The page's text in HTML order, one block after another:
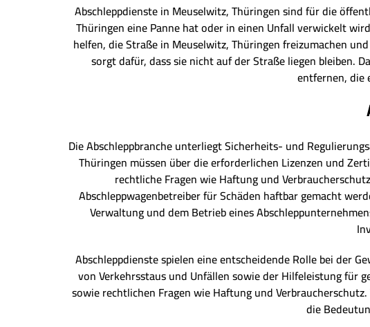
Abschleppdienste in Meuselwitz, Thüringen sind für die
Thüringen eine Panne hat oder in einen Unfall verwickelt
helfen, die Straße in Meuselwitz, Thüringen freizumachen
sorgt dafür, dass sie nicht auf der Straße liegen bleiben.
entfernen, die
Die Abschleppbranche unterliegt Sicherheits- und
Thüringen müssen über die erforderlichen Lizenzen und
rechtliche Fragen wie Haftung und
Abschleppwagenbetreiber für Schäden haftbar gemacht
Verwaltung und dem Betrieb eines
Abschleppdienste spielen eine entscheidende Rolle bei der
von Verkehrsstaus und Unfällen sowie der Hilfeleistung für
sowie rechtlichen Fragen wie Haftung und
die